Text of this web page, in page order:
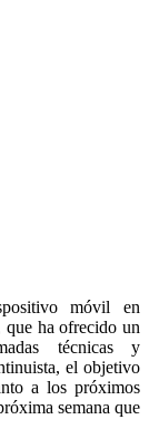
móvil en
que ha ofrecido un
técnicas y
el objetivo
a los próximos
semana que